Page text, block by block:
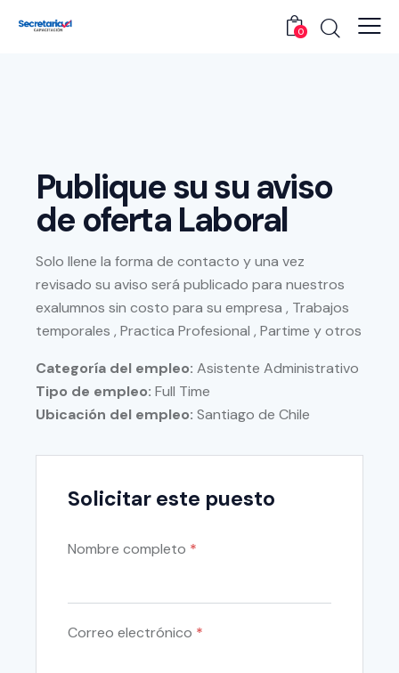
0
Publique su su aviso
de oferta Laboral
Solo llene la forma de contacto y una vez
revisado su aviso será publicado para nuestros
exalumnos sin costo para su empresa , Trabajos
temporales , Practica Profesional , Partime y otros
Categoría del empleo: Asistente Administrativo
Tipo de empleo: Full Time
Ubicación del empleo: Santiago de Chile
Solicitar este puesto
Nombre completo *
Correo electrónico *